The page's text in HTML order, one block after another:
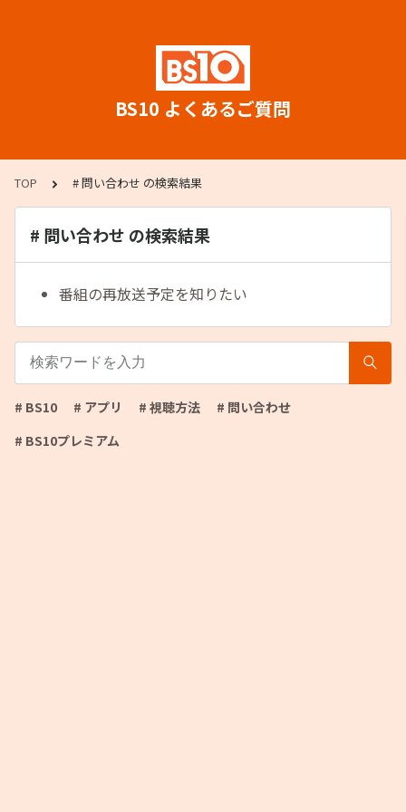
BS10 よくあるご質問
TOP # 問い合わせ の検索結果
# 問い合わせ の検索結果
番組の再放送予定を知りたい
# BS10 # アプリ # 視聴方法
# 問い合わせ
# BS10プレミアム